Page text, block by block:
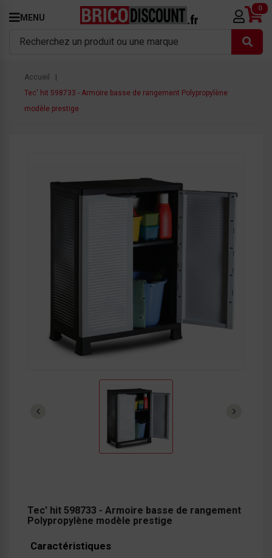
MENU
0
Accueil
Tec' hit 598733 - Armoire basse de rangement Polypropylène
modèle prestige
Tec' hit 598733 - Armoire basse de rangement
Polypropylène modèle prestige
Caractéristiques